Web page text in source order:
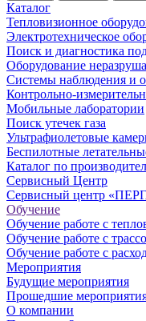
Каталог
Тепловизионное
Электротехническое
Поиск и диагностика
Оборудование
Системы наблюдения и
Контрольно-
Мобильные лаборатории
Поиск утечек газа
Ультрафиолетовые
Беспилотные
Каталог по
Сервисный Центр
Сервисный центр
Обучение
Обучение работе с
Обучение работе с
Обучение работе с
Мероприятия
Будущие мероприятия
Прошедшие
О компании